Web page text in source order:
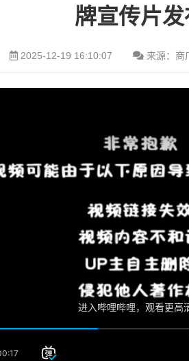
牌宣传片
2025-12-19 16:10:07 来源：商